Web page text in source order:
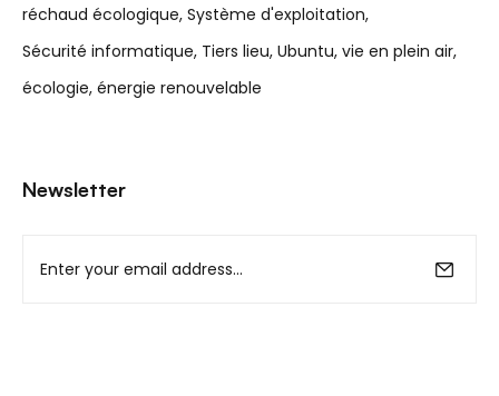
réchaud écologique Système d'exploitation
Sécurité informatique Tiers lieu Ubuntu vie en plein air
écologie énergie renouvelable
Newsletter